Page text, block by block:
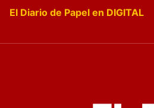
El Diario de Papel en DIGITAL